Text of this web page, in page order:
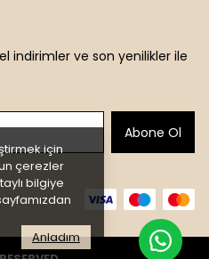
için
çerezler
bilgiye
Anladım
indirimler ve son yenilikler ile
Abone Ol